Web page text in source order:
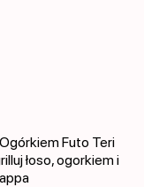
Futo Teri
łoso, ogorkiem i